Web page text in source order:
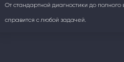
От стандартной диагностики до
справится с любой задачей.